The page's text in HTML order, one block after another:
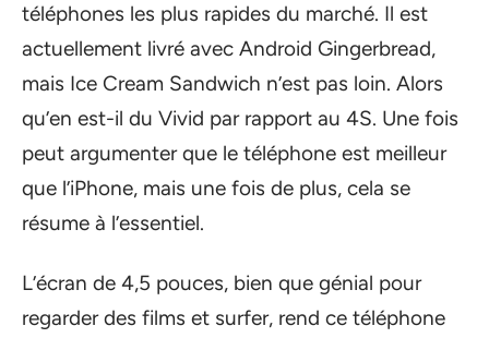
téléphones les plus rapides du marché. Il est
actuellement livré avec Android Gingerbread,
mais Ice Cream Sandwich n’est pas loin. Alors
qu’en est-il du Vivid par rapport au 4S. Une fois
peut argumenter que le téléphone est meilleur
que l’iPhone, mais une fois de plus, cela se
résume à l’essentiel.
L’écran de 4,5 pouces, bien que génial pour
regarder des films et surfer, rend ce téléphone